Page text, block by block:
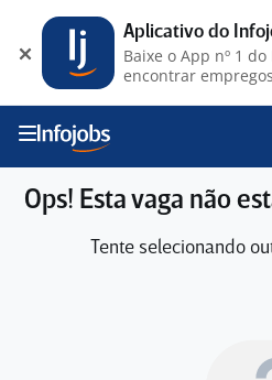
Ops! Esta vaga não
Tente selecionando
Aplicativo do
Baixe o App nº 1
encontrar empregos